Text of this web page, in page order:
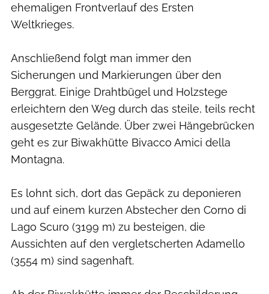
ehemaligen Frontverlauf des Ersten
Weltkrieges.
Anschließend folgt man immer den
Sicherungen und Markierungen über den
Berggrat. Einige Drahtbügel und Holzstege
erleichtern den Weg durch das steile, teils recht
ausgesetzte Gelände. Über zwei Hängebrücken
geht es zur Biwakhütte Bivacco Amici della
Montagna.
Es lohnt sich, dort das Gepäck zu deponieren
und auf einem kurzen Abstecher den Corno di
Lago Scuro (3199 m) zu besteigen, die
Aussichten auf den vergletscherten Adamello
(3554 m) sind sagenhaft.